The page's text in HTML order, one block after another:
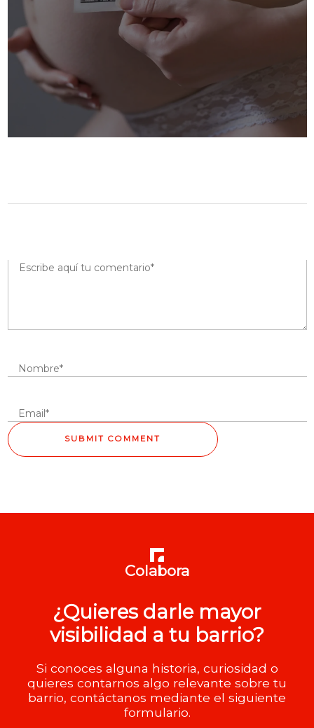
Colabora
¿Quieres darle mayor
visibilidad a tu barrio?
Si conoces alguna historia, curiosidad o
quieres contarnos algo relevante sobre tu
barrio, contáctanos mediante el siguiente
formulario.